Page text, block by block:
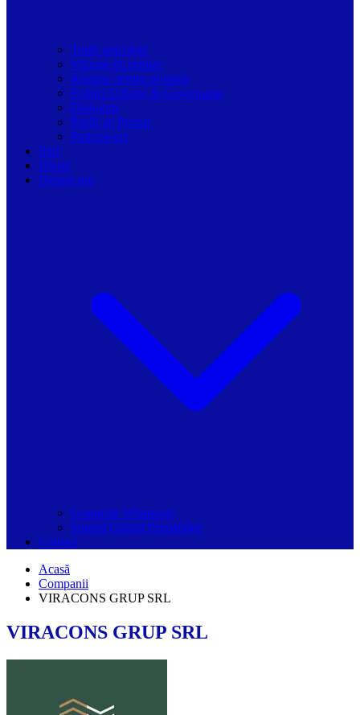
Toate articolele
Viziune de primar
Resurse pentru primarii
Politici Urbane & Guvernanta
Dialoguri
Profil de Primar
Podcast-uri
Stiri
Oferte
Despre noi
Grupurile Whatsapp
Spațiul Ghidul Primăriilor
Contact
Acasă
Companii
VIRACONS GRUP SRL
VIRACONS GRUP SRL